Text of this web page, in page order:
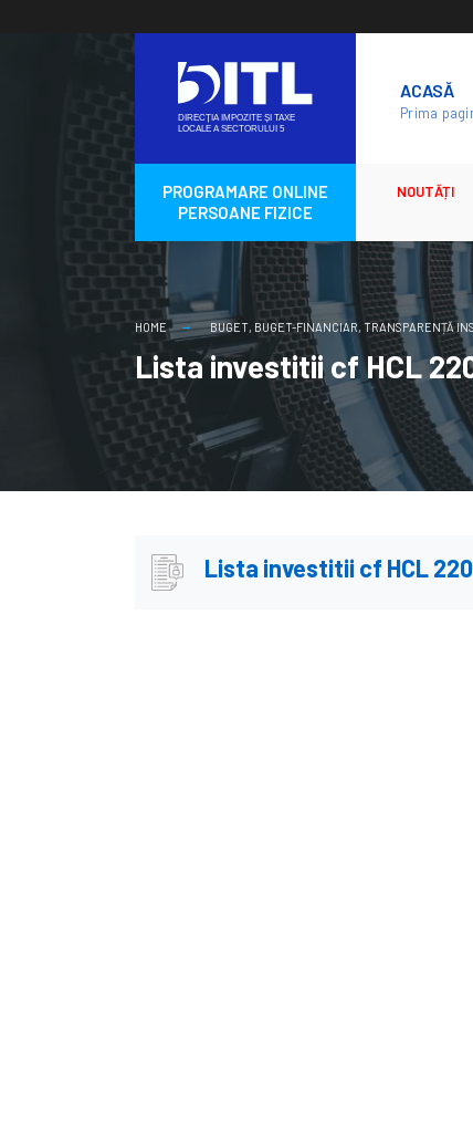
content
ACASĂ
Prima
PROGRAMARE ONLINE
PERSOANE FIZICE
NOUTĂȚI
HOME BUGET, BUGET-FINANCIAR, TRANSPARENȚĂ
Lista investitii cf HCL
Lista investitii cf HCL